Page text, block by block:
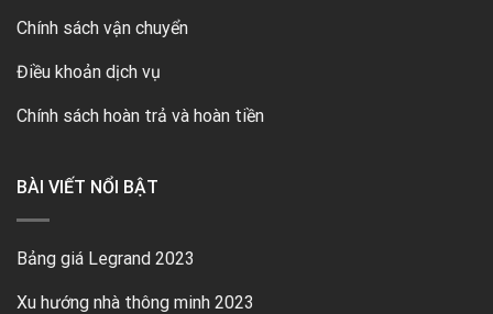
Chính sách vận chuyển
Điều khoản dịch vụ
Chính sách hoàn trả và hoàn tiền
BÀI VIẾT NỔI BẬT
Bảng giá Legrand 2023
Xu hướng nhà thông minh 2023